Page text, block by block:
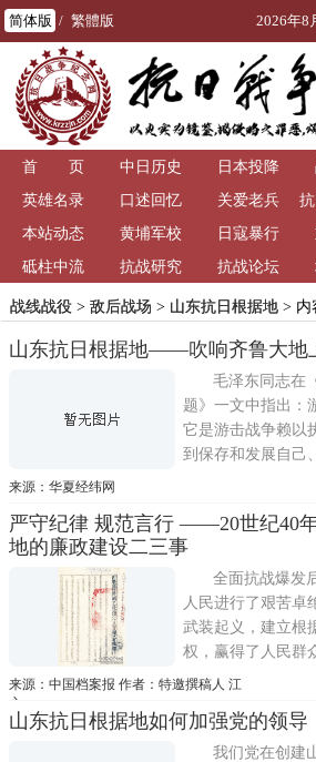
简体版 / 繁體版 2026年8
首 页 中日历史 日本投降
英雄名录
口述回忆 关爱老兵
本站动态
黄埔军校 日寇暴行
砥柱中流
抗战研究 抗战论坛
战线战役> 敌后战场 > 山东抗日根据地> 内
山东抗日根据地——吹响齐鲁大地
毛泽东同志在
题》一文中指出：
它是游击战争赖以
到保存和发展自己
的战略基地。在
立了众多抗日根据
生力量、打击日本
一过程中，抗日根
来源：华夏经纬网
严守纪律 规范言行 ——20世纪40
地的廉政建设二三事
全面抗战爆发
人民进行了艰苦卓
武装起义，建立根
权，赢得了人民群
月，山东省战时工
政权正式诞生。8
宪法性质的文件《
来源：中国档案报 作者：特邀撰稿人 江
心
山东抗日根据地如何加强党的领导
我们党在创建